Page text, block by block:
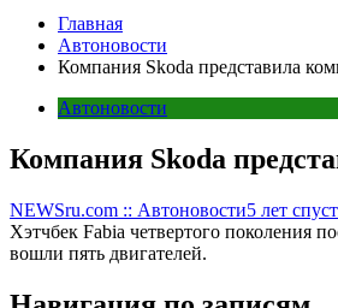
Главная
Автоновости
Компания Skoda представила
Автоновости
Компания Skoda
NEWSru.com :: Автоновости5 лет
Хэтчбек Fabia четвертого поколения
вошли пять двигателей.